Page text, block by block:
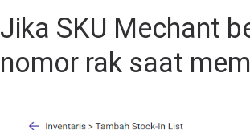
Jika SKU Mechant
nomor rak saat